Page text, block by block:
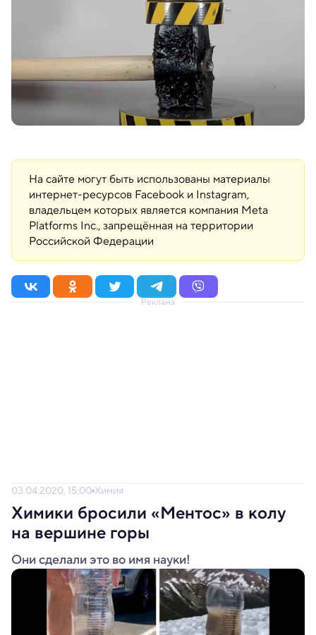
На сайте могут быть использованы материалы
интернет-ресурсов Facebook и Instagram,
владельцем которых является компания Meta
Platforms Inc., запрещённая на территории
Российской Федерации
Реклама
03.04.2020, 15:00 Химия
Химики бросили «Ментос» в колу
на вершине горы
Они сделали это во имя науки!